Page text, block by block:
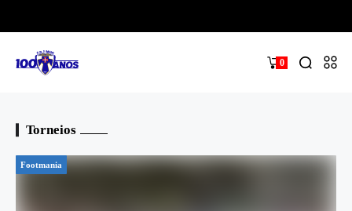
0
Torneios
Footmania